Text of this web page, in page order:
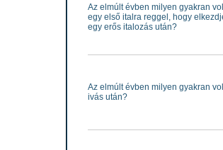
Az elmúlt évben milyen gyakran
egy első italra reggel, hogy
egy erős italozás után?
Az elmúlt évben milyen gyakran
ivás után?